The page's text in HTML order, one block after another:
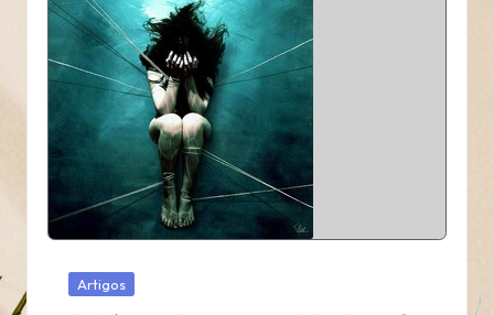
Posted
Artigos